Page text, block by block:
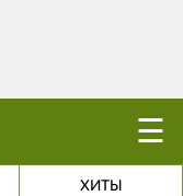
☰
ХИТЫ